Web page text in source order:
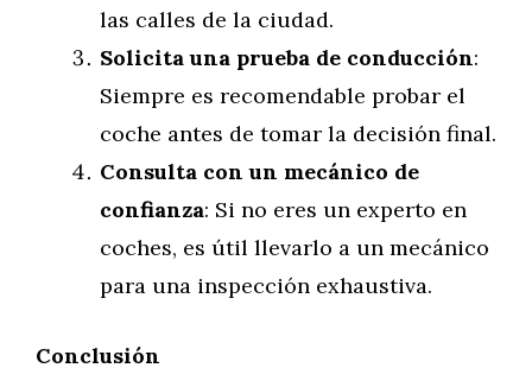
las calles de la ciudad.
Solicita una prueba de conducción:
Siempre es recomendable probar el
coche antes de tomar la decisión final.
Consulta con un mecánico de
confianza: Si no eres un experto en
coches, es útil llevarlo a un mecánico
para una inspección exhaustiva.
Conclusión